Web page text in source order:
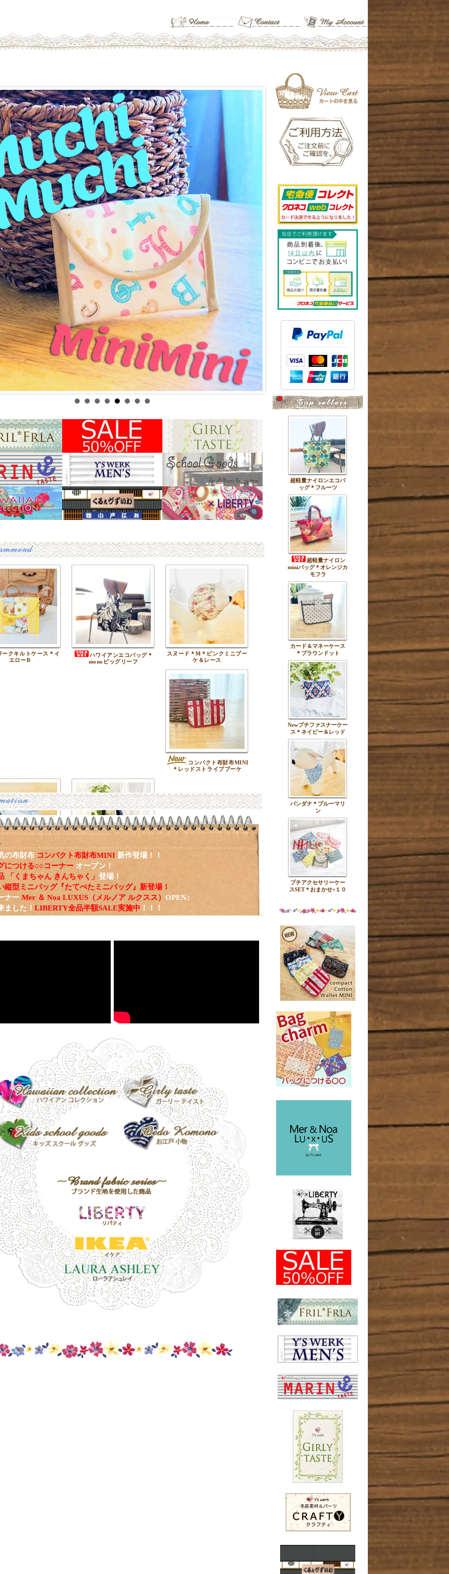
ークキルトケース＊イ
エローB
ハワイアンエコバッグ＊
monoビッグリーフ
スヌード＊M＊ピンクミニブー
ケ＆レース
コンパクト布財布MINI
＊レッドストライプブーケ
バッグチャームファス
チ＊ブルースクエアフ
ラワー
ハートアップリケのミ
ニトート＊ネイビー
の布財布 コンパクト布財布MINI 新作登場！！
につける○○コーナー オープン！
「くまちゃん きんちゃく」 登場！
縦型ミニバッグ『たてぺたミニバッグ』新登場！
ナー Mer ＆ Noa LUXUS（メルノア ルクスス） OPEN♪
した！ LIBERTY全品半額SALE実施中 ！！！
超軽量ナイロンエコバ
ッグ＊フルーツ
超軽量ナイロン
miniバッグ＊オレンジカ
モフラ
カード＆マネーケース
＊ブラウンドット
Newプチファスナーケー
ス＊ネイビー＆レッド
バンダナ＊ブルーマリ
ン
プチアクセサリーケー
スSET＊おまかせ×１０